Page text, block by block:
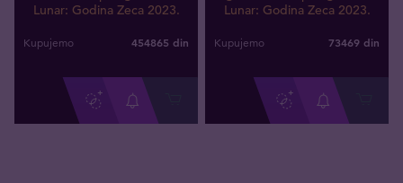
Lunar: Godina Zeca 2023.
Kupujemo 454865 din
Lunar: Godina Zeca 2023.
Kupujemo 73469 din